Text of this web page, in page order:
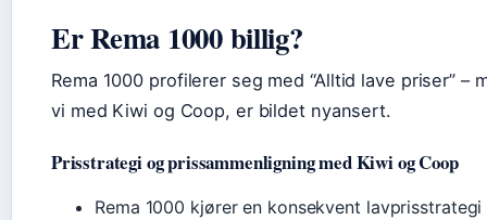
Er Rema 1000 billig?
Rema 1000 profilerer seg med “Alltid lave priser”
vi med Kiwi og Coop, er bildet nyansert.
Prisstrategi og prissammenligning med Kiwi og Coop
Rema 1000 kjører en konsekvent